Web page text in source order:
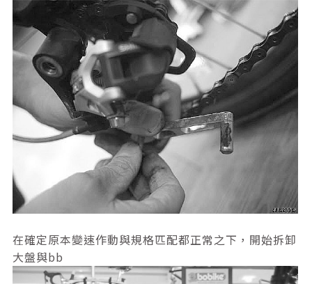
在確定原本變速作動與規格匹配都正常之下，開始拆卸
大盤與bb